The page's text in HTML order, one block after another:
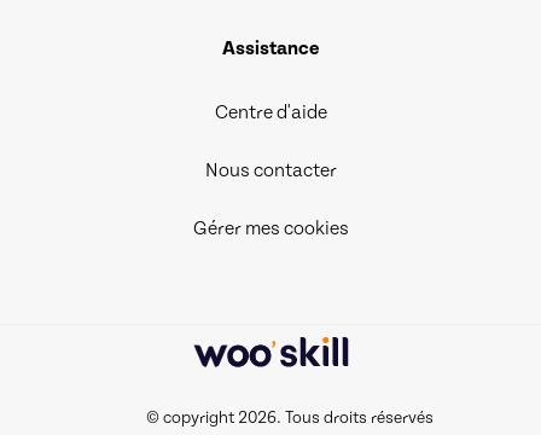
Assistance
Centre d'aide
Nous contacter
Gérer mes cookies
© copyright 2026. Tous droits réservés